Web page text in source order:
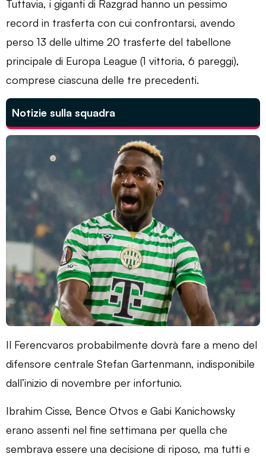
Tuttavia, i giganti di Razgrad hanno un pessimo
record in trasferta con cui confrontarsi, avendo
perso 13 delle ultime 20 trasferte del tabellone
principale di Europa League (1 vittoria, 6 pareggi),
comprese ciascuna delle tre precedenti.
Notizie sulla squadra
Il Ferencvaros probabilmente dovrà fare a meno del
difensore centrale Stefan Gartenmann, indisponibile
dall’inizio di novembre per infortunio.
Ibrahim Cisse, Bence Otvos e Gabi Kanichowsky
erano assenti nel fine settimana per quella che
sembrava essere una decisione di riposo, ma tutti e